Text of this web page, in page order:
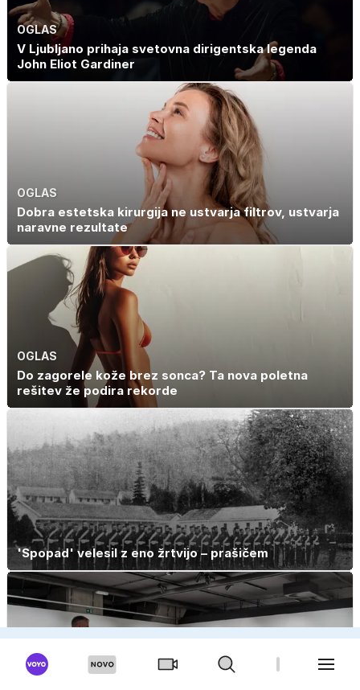
OGLAS
V Ljubljano prihaja svetovna dirigentska legenda
John Eliot Gardiner
OGLAS
Dobra estetska kirurgija ne ustvarja filtrov, ustvarja
naravne rezultate
OGLAS
Do zagorele kože brez sonca? Ta nova poletna
rešitev že podira rekorde
'Spopad' velesil z eno žrtvijo – prašičem